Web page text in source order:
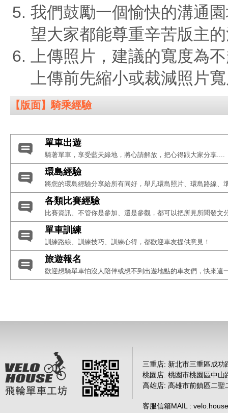
我們鼓勵一個愉快的溝通
望大家都能尊重辛苦版主
上傳照片，建議的寬度為
上傳前先縮小或裁減照片
【版面】騎乘經驗
單車出遊
騎著單車，享受藍天綠地，將心請解放，把心得跟大家分享....
環島經驗
將您的環島經驗分享給所有同好，舉凡環島照片、環島路線
各類比賽經驗
比賽資訊、不管你是參加、還是參觀，都可以把所見所聞發文
單車訓練
訓練路線、訓練技巧、訓練心得，都歡迎車友提供意見！
旅遊報名
歡迎想騎單車怕沒人陪伴或想不到出遊地點的車友們，快來這
三重店: 新北市三重區成功
桃園店: 桃園市桃園區中山
高雄店: 高雄市前鎮區二聖
客服信箱MAIL :